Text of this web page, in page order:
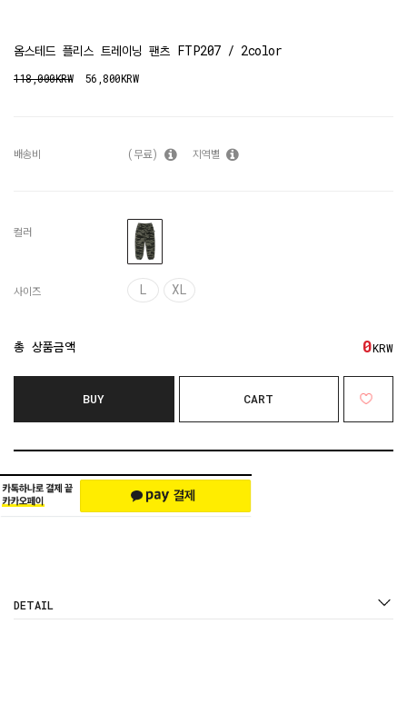
옴스테드 플리스 트레이닝 팬츠 FTP207 / 2color
118,000KRW 56,800KRW
배송비 (무료) 지역별
컬러
사이즈 L XL
총 상품금액 0KRW
BUY CART
DETAIL